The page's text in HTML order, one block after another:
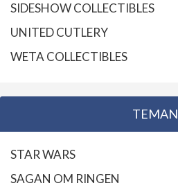
SIDESHOW COLLECTIBLES
UNITED CUTLERY
WETA COLLECTIBLES
TEMAN
STAR WARS
SAGAN OM RINGEN